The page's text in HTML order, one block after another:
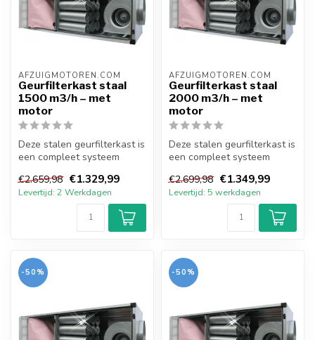
AFZUIGMOTOREN.COM
Geurfilterkast staal
1500 m3/h – met
motor
Deze stalen geurfilterkast is
een compleet systeem
kool...
€2.659,98 €1.329,99
Levertijd: 2 Werkdagen
AFZUIGMOTOREN.COM
Geurfilterkast staal
2000 m3/h – met
motor
Deze stalen geurfilterkast is
een compleet systeem
kool...
€2.699,98 €1.349,99
Levertijd: 5 werkdagen
-50% -50%